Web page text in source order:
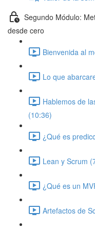
Segundo Módulo:
desde cero
Bienvenida al
Lo que
Hablemos de
(10:36)
¿Qué es
Lean y Scrum
¿Qué es un
Artefactos de